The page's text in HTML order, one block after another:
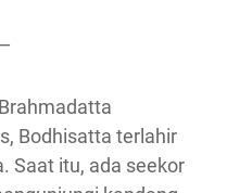
Bodhisatta terlahir
Saat itu, ada seekor